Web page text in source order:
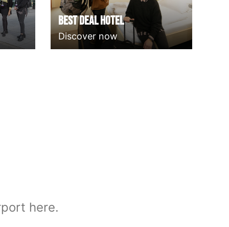
Best deal Hotel
Discover now
here.